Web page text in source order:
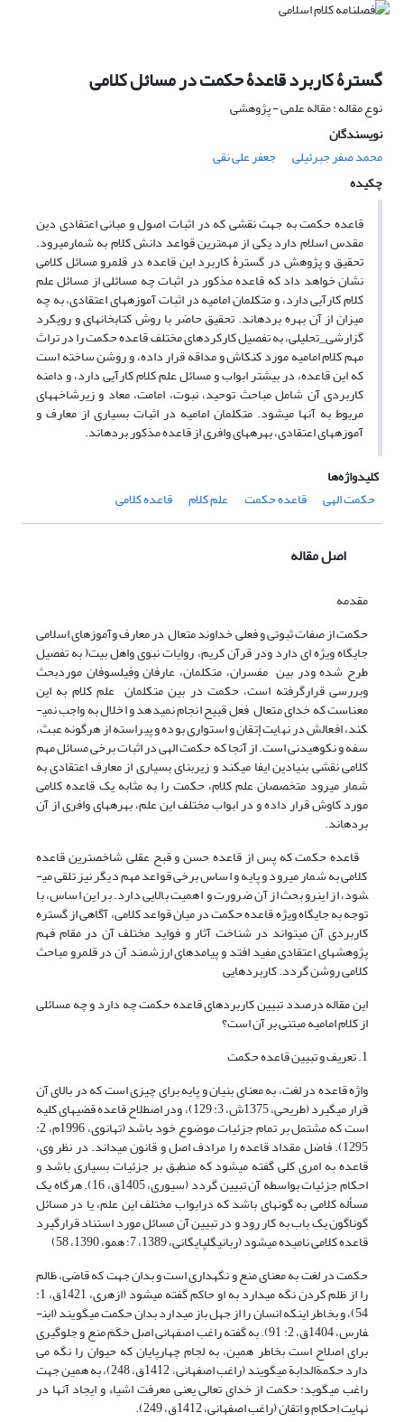
گسترۀ کاربرد قاعدۀ حکمت در مسائل کلامی
نوع مقاله : مقاله علمی - پژوهشی
نویسندگان
محمد صفر جبرئیلی
جعفر علی نقی
چکیده
قاعده حکمت به جهت نقشی که در اثبات اصول و مبانی اعتقادی دین
مقدس اسلام دارد یکی از مهم­ترین قواعد دانش کلام به شمارمی­رود.
تحقیق و پژوهش در گسترۀ کاربرد این قاعده در قلمرو مسائل کلامی
نشان خواهد داد که قاعده مذکور در اثبات چه مسائلی از مسائل علم
کلام کارآیی دارد، و متکلمان امامیه در اثبات آموزه­های اعتقادی، به چه
میزان از آن بهره برده­اند. تحقیق حاضر با روش کتابخانه­ای و رویکرد
گزارشی­_تحلیلی، به تفصیل کارکردهای مختلف قاعده حکمت را در تراث
مهم کلام امامیه مورد کنکاش و مداقه قرار داده، و روشن ساخته است
که این قاعده، در بیشتر ابواب و مسائل علم کلام کارآیی دارد، و دامنه
کاربردی آن شامل مباحث توحید، نبوت، امامت، معاد و زیرشاخه­های
مربوط به آن­ها می­شود. متکلمان امامیه در اثبات بسیاری از معارف و
آموزه­های اعتقادی، بهره­های وافری از قاعده مذکور برده­اند.
کلیدواژه‌ها
حکمت الهی
قاعده حکمت علم کلام قاعده کلامی
اصل مقاله
مقدمه
حکمت از صفات ثبوتی و فعلی خداوند متعال در معارف وآموزهای اسلامی
جایگاه ویژه ای دارد ودر قرآن کریم، روایات نبوی واهل بیت( به تفصیل
طرح شده ودر بین مفسران، متکلمان، عارفان وفیلسوفان موردبحث
وبررسی قرارگرفته است، حکمت در بین متکلمان علم کلام به این
معناست که خدای متعال فعل قبیح انجام نمی­دهد و اخلال به واجب نمی­
کند، افعالش در نهایت إتقان و استواری بوده و پیراسته از هرگونه عبث،
سفه و نکوهیدنی است. از­ آنجا که حکمت الهی در اثبات برخی مسائل مهم
کلامی نقشی بنیادین ایفا می­کند و زیربنای بسیاری از معارف اعتقادی به
شمار می­رود متخصصان علم کلام، حکمت را به مثابه یک قاعده کلامی
مورد کاوش قرار داده و در ابواب مختلف این علم، بهره­های وافری از آن
برده­اند.
قاعده حکمت که پس از قاعده حسن و قبح عقلی شاخص­ترین قاعده
کلامی به شمار می­رود و پایه و اساس برخی قواعد مهم دیگر نیز تلقی می­
شود، از این­رو بحث از آن ضرورت و اهمیت بالایی دارد. بر این اساس، با
توجه به جایگاه ویژه قاعده حکمت در میان قواعد کلامی، آگاهی از گستره
کاربردی آن می­تواند در شناخت آثار و فواید مختلف آن در مقام فهم
پژوهش­های اعتقادی مفید افتد و پیامدهای ارزشمند آن در قلمرو مباحث
کلامی روشن گردد. کاربردهایی
این مقاله درصدد تبیین کاربردهای قاعده حکمت چه دارد و چه مسائلی
از کلام امامیه مبتنی بر آن است؟
1. تعریف و تبیین قاعده حکمت
واژه قاعده در لغت، به معنای بنیان و پایه برای چیزی است که در بالای آن
قرار می­گیرد (طریحی، 1375ش، 3: 129)، ودر اصطلاح قاعده قضیه­ای کلیه
است که مشتمل بر تمام جزئیات موضوع خود باشد (تهانوی، 1996م، 2:
1295). فاضل مقداد قاعده را مرادف اصل و قانون می­داند. در نظر وی،
قاعده به امری کلی گفته می­شود که منطبق بر جزئیات بسیاری باشد و
احکام جزئیات بواسطه آن تبیین گردد (سیوری، 1405ق، 16). هرگاه یک
مسأله کلامی به گونه­ای باشد که درابواب مختلف این علم، یا در مسائل
گوناگون یک باب به کار رود و در تبیین آن مسائل مورد استناد قرارگیرد
قاعده کلامی نامیده می­شود (ربانی­گلپایگانی، 1389، 7؛ همو، 1390، 58)
حکمت در لغت به معنای منع و نگه­داری است و بدان جهت که قاضی، ظالم
را از ظلم کردن نگه می­دارد به او حاکم گفته می­شود (ازهری، 1421ق، 1:
54)، و بخاطر اینکه انسان را از جهل باز می­دارد بدان حکمت می­گویند (ابن­
فارس، 1404ق، 2: 91). به گفته راغب اصفهانی اصل حَکَمَ منع و جلوگیری
برای اصلاح است بخاطر همین، به لجام چهارپایان که حیوان را نگه می
دارد حکمة­الدابة می­گویند (راغب اصفهانی، 1412ق، 248)، به همین جهت
راغب می­گوید: حکمت از خدای تعالی یعنی معرفت اشیاء و ایجاد آن­ها در
نهایت اِحکام و اِتقان (راغب اصفهانی، 1412ق، 249).